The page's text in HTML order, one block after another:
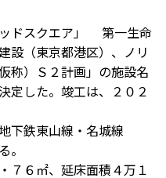
ドスクエア」 第一生命
設（東京都港区）、ノリ
称）Ｓ２計画」の施設名
定した。竣工は、２０２
下鉄東山線・名城線
。
７６㎡、延床面積４万１